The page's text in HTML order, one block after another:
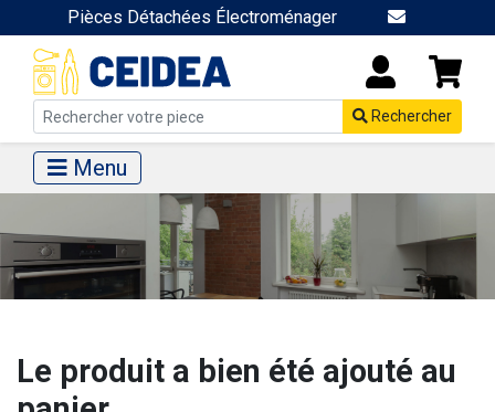
Pièces Détachées Électroménager
Rechercher
Menu
Le produit a bien été ajouté au